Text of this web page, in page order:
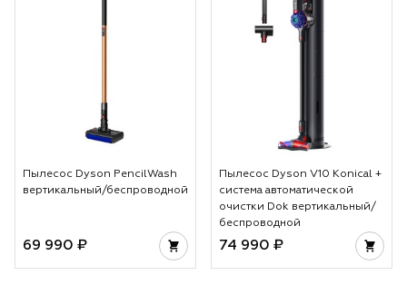
Пылесос Dyson PencilWash
вертикальный/беспроводной
69 990 ₽
Пылесос Dyson V10 Konical +
система автоматической
очистки Dok вертикальный/
беспроводной
74 990 ₽